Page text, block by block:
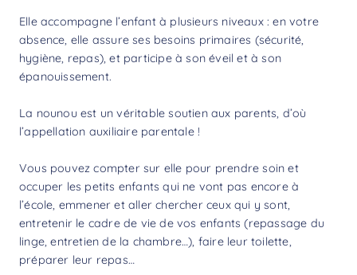
Elle accompagne l’enfant à plusieurs niveaux : en votre
absence, elle assure ses besoins primaires (sécurité,
hygiène, repas), et participe à son éveil et à son
épanouissement.
La nounou est un véritable soutien aux parents, d’où
l’appellation auxiliaire parentale !
Vous pouvez compter sur elle pour prendre soin et
occuper les petits enfants qui ne vont pas encore à
l’école, emmener et aller chercher ceux qui y sont,
entretenir le cadre de vie de vos enfants (repassage du
linge, entretien de la chambre…), faire leur toilette,
préparer leur repas…